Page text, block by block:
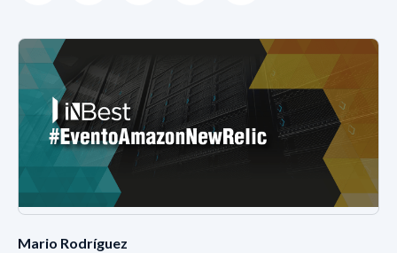
Mario Rodríguez